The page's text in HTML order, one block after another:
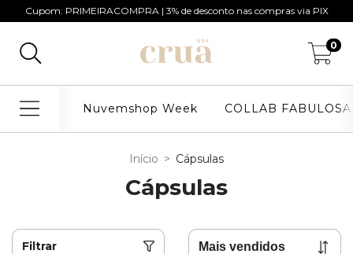
Cupom: PRIMEIRACOMPRA | 3% de desconto nas compras via PIX
0
Nuvemshop Week COLLAB
Início > Cápsulas
Cápsulas
Filtrar